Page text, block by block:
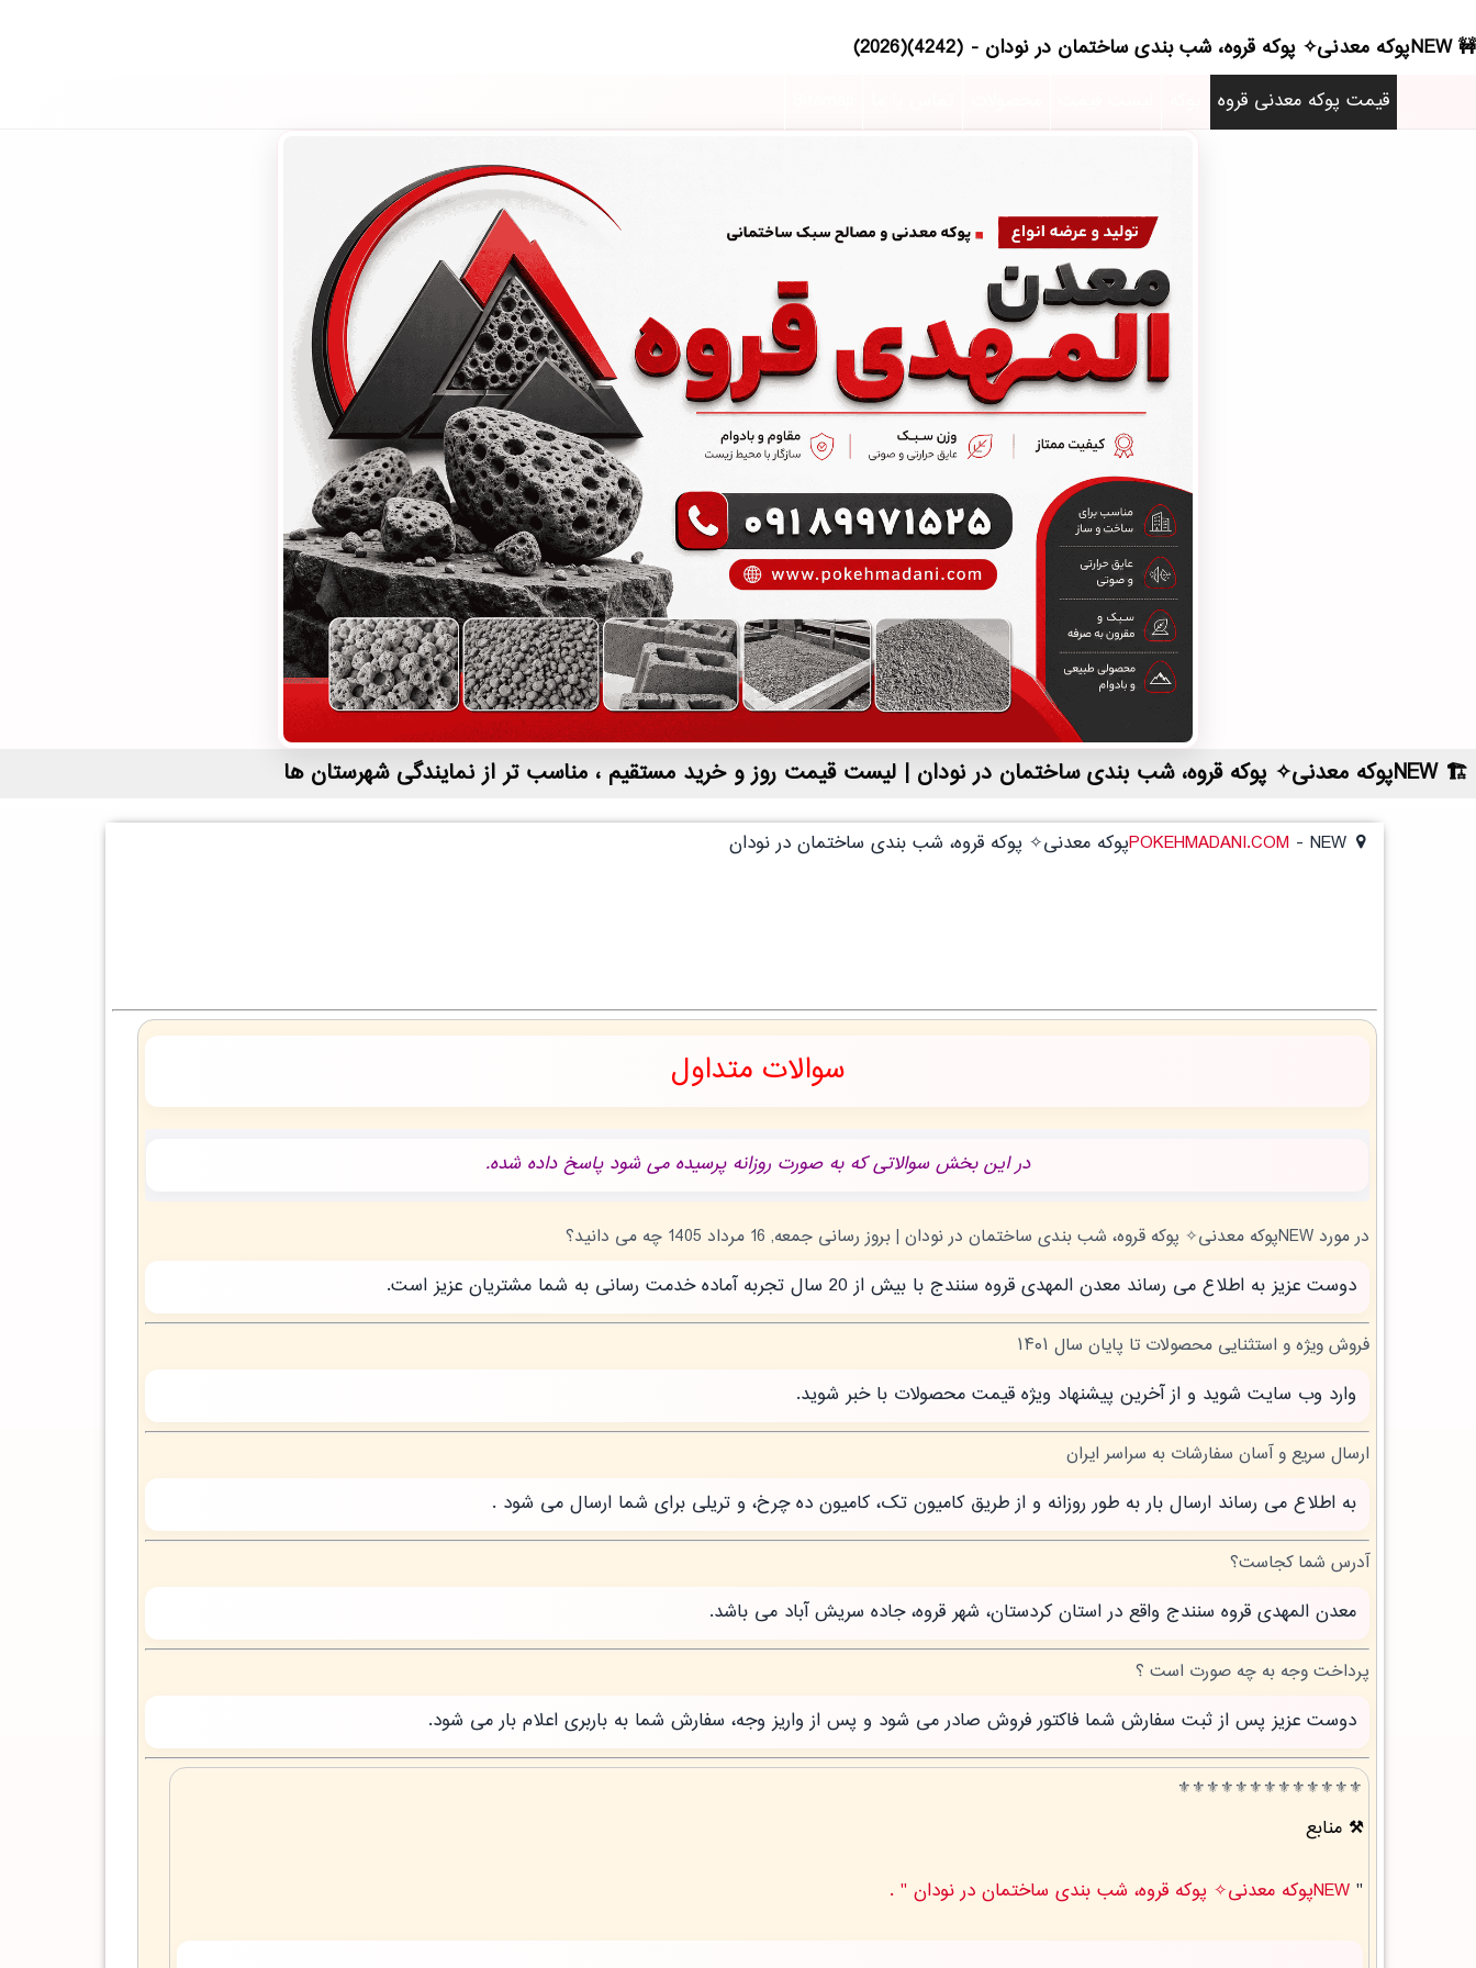
NEWپوکه معدنی✧ پوکه قروه، شب بندی ساختمان در نودان - (4242)(2026)
قیمت پوکه معدنی قروه
NEWپوکه معدنی✧ پوکه قروه، شب بندی ساختمان در نودان | لیست قیمت روز و خرید مستقیم ، مناسب تر از نمایندگی شهرستان ها
POKEHMADANI.COM - NEWپوکه معدنی✧ پوکه قروه، شب بندی ساختمان در نودان
سوالات متداول
در این بخش سوالاتی که به صورت روزانه پرسیده می شود پاسخ داده شده.
در مورد NEWپوکه معدنی✧ پوکه قروه، شب بندی ساختمان در نودان | بروز رسانی جمعه, 16 مرداد 1405 چه می دانید؟
دوست عزیز به اطلاع می رساند معدن المهدی قروه سنندج با بیش از 20 سال تجربه آماده خدمت رسانی به شما مشتریان عزیز است.
فروش ویژه و استثنایی محصولات تا پایان سال ۱۴۰۱
وارد وب سایت شوید و از آخرین پیشنهاد ویژه قیمت محصولات با خبر شوید.
ارسال سریع و آسان سفارشات به سراسر ایران
به اطلاع می رساند ارسال بار به طور روزانه و از طریق کامیون تک، کامیون ده چرخ، و تریلی برای شما ارسال می شود .
آدرس شما کجاست؟
معدن المهدی قروه سنندج واقع در استان کردستان، شهر قروه، جاده سریش آباد می باشد.
پرداخت وجه به چه صورت است ؟
دوست عزیز پس از ثبت سفارش شما فاکتور فروش صادر می شود و پس از واریز وجه، سفارش شما به باربری اعلام بار می شود.
⚜️⚜️⚜️⚜️⚜️⚜️⚜️⚜️⚜️⚜️⚜️⚜️⚜️
منابع
" NEWپوکه معدنی✧ پوکه قروه، شب بندی ساختمان در نودان " .